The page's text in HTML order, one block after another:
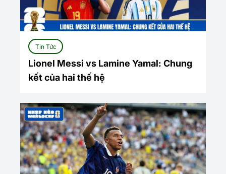
Tin Tức
Lionel Messi vs Lamine Yamal: Chung
kết của hai thế hệ